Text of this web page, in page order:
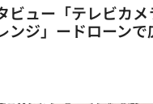
ビュー「テレビカ
ンジ」ードローン